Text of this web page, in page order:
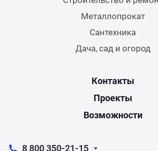
Металлопрокат
Сантехника
Дача, сад и огород
Контакты
Проекты
Возможности
8 800 350-21-15